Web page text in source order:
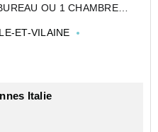
OU 1 CHAMBRE -
qui se compose au rez-
et équi...
ET-VILAINE
Italie